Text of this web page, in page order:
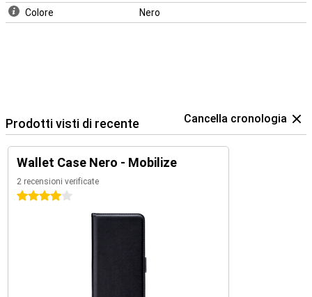
Colore Nero
Prodotti visti di recente Cancella cronologia
Wallet Case Nero - Mobilize
2 recensioni verificate
4 stelle